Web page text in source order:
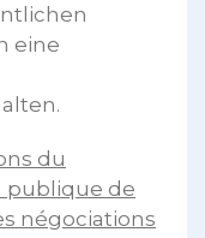
eine
du
publique de
négociations